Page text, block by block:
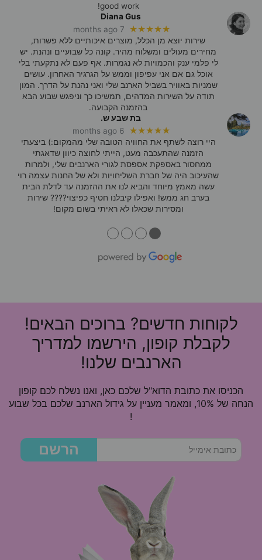
good work!
Diana Gus
★★★★★
7 months ago
שירות יוצא מן הכלל, מוצרים איכותיים ללא פשרות,
מחירים מעולים ומשלוח מהיר. קונה כל שבועיים ונהנת. יש
לי פלמי ענק והכמויות לא נגמרות. אף פעם לא נתקעתי בלי
אוכל גם אם אני עפיפון וממש על הגרגיר האחרון. עושים
שמניות באוויר בשביל הארנב שלי ואני נהנת על הדרך. המון
תודה על השירות המדהים, תמשיכו כך וניפגש שבוע הבא
בהזמנה הקבועה.
בת שבע ש.
★★★★★
6 months ago
היי רוצה לשתף את החוויה הטובה שלי מהמקום:) ביצעתי
הזמנה שהתעכבה מעט, הייתי לחוצה כיוון שדאגתי
ממחסור באספקת אספסת לגורי הארנבים שלי, ולמרות
שהעיכוב היה של חברת השליחויות ולא של החנות עצמה רוי
עשה מאמץ מיוחד והביא לנו את ההזמנה עד לדלת הבית
בערב חג ממש! ואפילו קיבלנו חטיף כפיצוי???? שירות
ומסירות שכאלו לא ראיתי בשום מקום!
●
●
●
●
לקוחות חדשים? ברוכים הבאים!
לקבלת קופון, הירשמו למדריך
הארנבים שלנו!
הכניסו את כתובת הדוא"ל שלכם כאן, ואנו נשלח לכם קופון
הנחה של 10%, ומאמר מעניין על גידול הארנב שלכם בכל שבוע
!
הרשם